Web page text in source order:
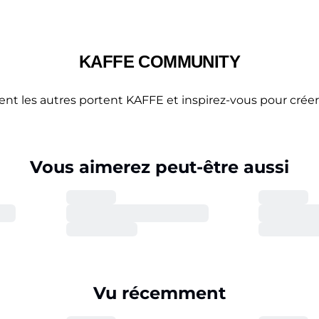
KAFFE COMMUNITY
les autres portent KAFFE et inspirez-vous pour
Vous aimerez peut-être aussi
Vu récemment